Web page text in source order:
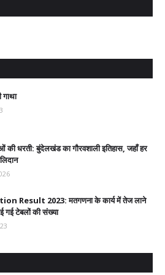
की धरती: बुंदेलखंड का गौरवशाली इतिहास, जहाँ हर
Result 2023: मतगणना के कार्य में तेज लाने
गई टेबलों की संख्या